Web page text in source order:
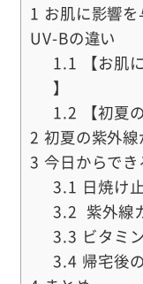
1 お肌に影響
UV-Bの違い
1.1 【お肌
】
1.2 【初夏
2 初夏の紫外
3 今日からで
3.1 日焼け
3.2 紫外線
3.3 ビタミ
3.4 帰宅後